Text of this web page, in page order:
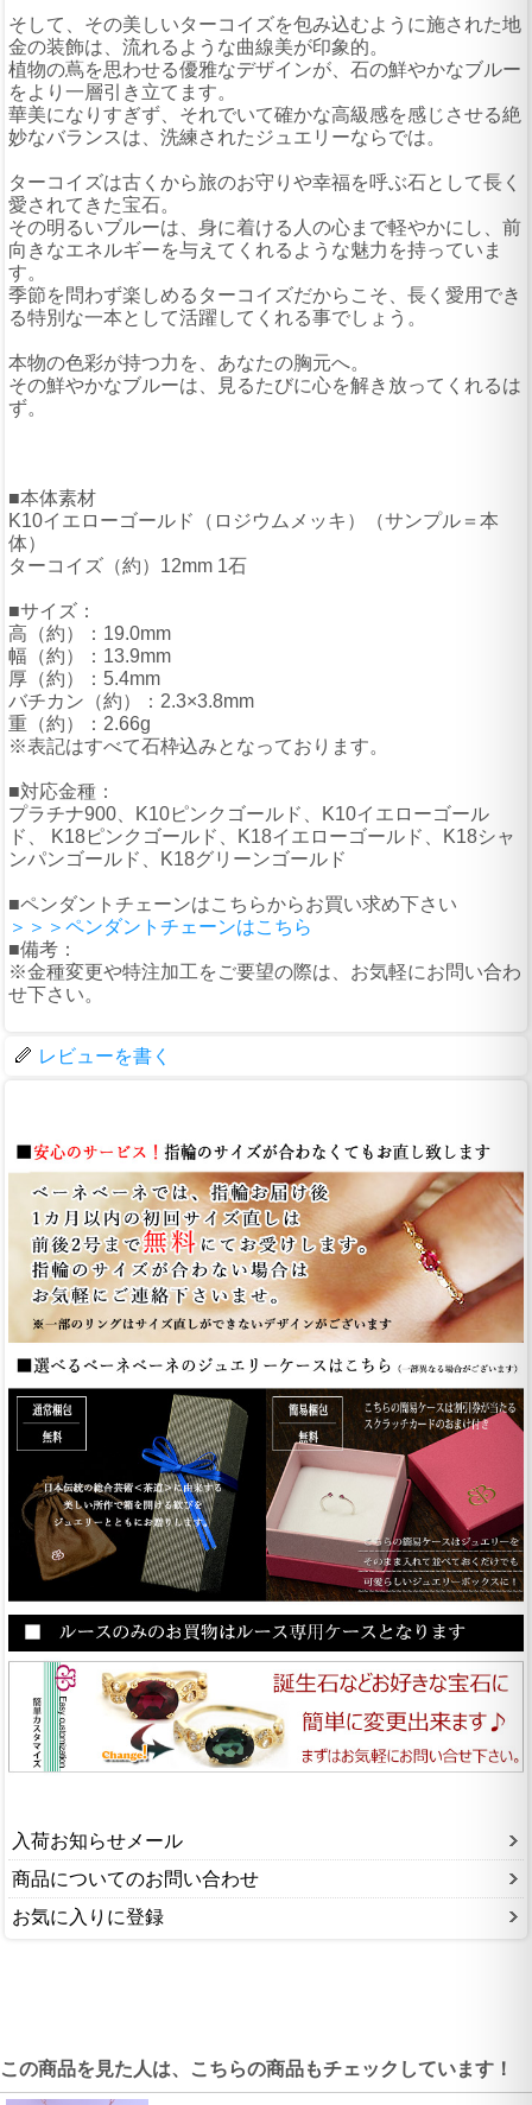
そして、その美しいターコイズを包み込むように施された地
金の装飾は、流れるような曲線美が印象的。
植物の蔦を思わせる優雅なデザインが、石の鮮やかなブルー
をより一層引き立てます。
華美になりすぎず、それでいて確かな高級感を感じさせる絶
妙なバランスは、洗練されたジュエリーならでは。
ターコイズは古くから旅のお守りや幸福を呼ぶ石として長く
愛されてきた宝石。
その明るいブルーは、身に着ける人の心まで軽やかにし、前
向きなエネルギーを与えてくれるような魅力を持っていま
す。
季節を問わず楽しめるターコイズだからこそ、長く愛用でき
る特別な一本として活躍してくれる事でしょう。
本物の色彩が持つ力を、あなたの胸元へ。
その鮮やかなブルーは、見るたびに心を解き放ってくれるは
ず。
■本体素材
K10イエローゴールド（ロジウムメッキ）（サンプル＝本
体）
ターコイズ（約）12mm 1石
■サイズ：
高（約）：19.0mm
幅（約）：13.9mm
厚（約）：5.4mm
バチカン（約）：2.3×3.8mm
重（約）：2.66g
※表記はすべて石枠込みとなっております。
■対応金種：
プラチナ900、K10ピンクゴールド、K10イエローゴール
ド、 K18ピンクゴールド、K18イエローゴールド、K18シャ
ンパンゴールド、K18グリーンゴールド
■ペンダントチェーンはこちらからお買い求め下さい
＞＞＞ペンダントチェーンはこちら
■備考：
※金種変更や特注加工をご要望の際は、お気軽にお問い合わ
せ下さい。
レビューを書く
入荷お知らせメール
商品についてのお問い合わせ
お気に入りに登録
この商品を見た人は、こちらの商品もチェックしています！